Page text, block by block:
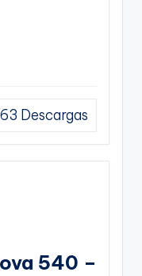
Descargas
540 –